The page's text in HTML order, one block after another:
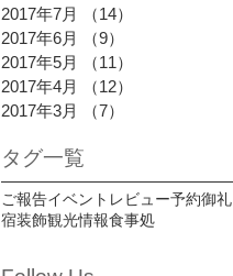
2017年7月
（14）
2017年6月
（9）
2017年5月
（11）
2017年4月
（12）
2017年3月
（7）
タグ一覧
ご報告イベント レビュー予約御礼
宿装飾観光情報食事処